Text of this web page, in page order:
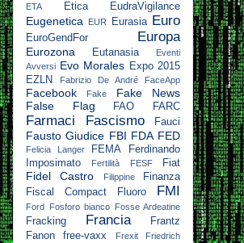
ETA Etica EudraVigilance
Eugenetica EUR Eurasia Euro
EuroGendFor Europa
Eurozona Eutanasia
Eventi
Avversi Evo Morales Expo 2015
EZLN
Fabrizio De André FaceApp
Facebook Fake
Fake News
False Flag
FAO FARC
Farmaci Fascismo Fauci
Fausto Giudice FBI FDA FED
Felicia Langer FEMA
Ferdinando
Imposimato
Fertilità FESF Fiat
Fidel Castro Filippine
Finanza
Fiscal Compact
Fluoro FMI
Ford Fosforo bianco Fosse Ardeatine
Fracking Francia
Frantz
Fanon
free-vaxx Frexit
Friedrich